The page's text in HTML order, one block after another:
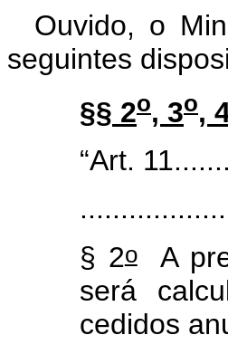
Ouvido, o
seguintes
§§ 2o, 3o,
“Art.
§ 2oA
será
cedidos